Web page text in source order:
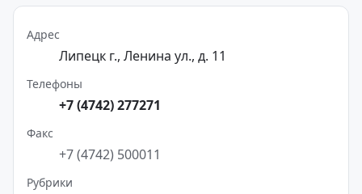
Адрес
Липецк г., Ленина ул., д. 11
Телефоны
+7 (4742) 277271
Факс
+7 (4742) 500011
Рубрики